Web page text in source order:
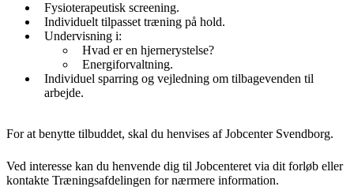
Fysioterapeutisk screening.
Individuelt tilpasset træning på hold.
Undervisning i:
Hvad er en hjernerystelse?
Energiforvaltning.
Individuel sparring og vejledning om tilbagevenden til
arbejde.
For at benytte tilbuddet, skal du henvises af Jobcenter Svendborg.
Ved interesse kan du henvende dig til Jobcenteret via dit forløb eller
kontakte Træningsafdelingen for nærmere information.